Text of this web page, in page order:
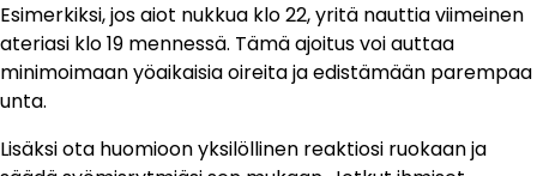
Esimerkiksi, jos aiot nukkua klo 22, yritä nauttia viimeinen
ateriasi klo 19 mennessä. Tämä ajoitus voi auttaa
minimoimaan yöaikaisia oireita ja edistämään parempaa
unta.
Lisäksi ota huomioon yksilöllinen reaktiosi ruokaan ja